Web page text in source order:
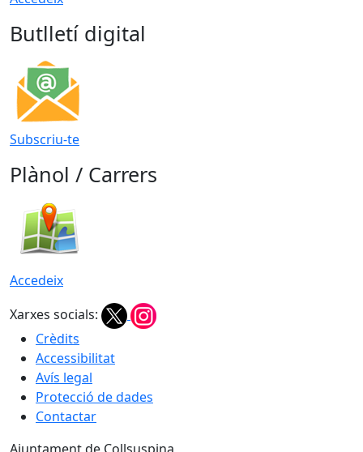
Butlletí digital
Subscriu-te
Plànol / Carrers
Accedeix
Xarxes socials:
Crèdits
Accessibilitat
Avís legal
Protecció de dades
Contactar